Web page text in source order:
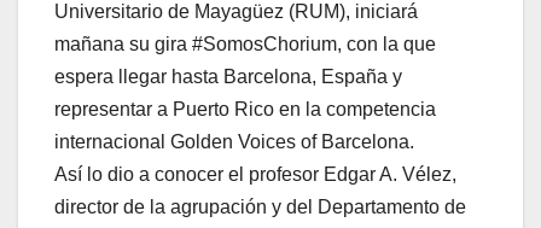
Universitario de Mayagüez (RUM), iniciará
mañana su gira #SomosChorium, con la que
espera llegar hasta Barcelona, España y
representar a Puerto Rico en la competencia
internacional Golden Voices of Barcelona.
Así lo dio a conocer el profesor Edgar A. Vélez,
director de la agrupación y del Departamento de